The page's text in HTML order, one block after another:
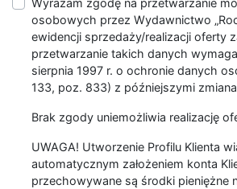
Wyrażam zgodę na przetwarzanie
osobowych przez Wydawnictwo
ewidencji sprzedaży/realizacji oferty
przetwarzanie takich danych
sierpnia 1997 r. o ochronie danych
133, poz. 833) z późniejszymi
Brak zgody uniemożliwia realizację
UWAGA! Utworzenie Profilu Klienta
automatycznym założeniem konta
przechowywane są środki pieniężne